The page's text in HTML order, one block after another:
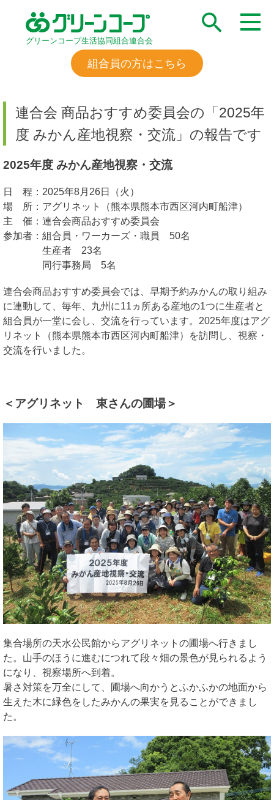
グリーンコープ生活協同組合連合会
組合員の方はこちら
連合会 商品おすすめ委員会の「2025年
度 みかん産地視察・交流」の報告です
2025年度 みかん産地視察・交流
日 程：2025年8月26日（火）
場 所：アグリネット（熊本県熊本市西区河内町船津）
主 催：連合会商品おすすめ委員会
参加者：組合員・ワーカーズ・職員 50名
生産者 23名
同行事務局 5名
連合会商品おすすめ委員会では、早期予約みかんの取り組み
に連動して、毎年、九州に11ヵ所ある産地の1つに生産者と
組合員が一堂に会し、交流を行っています。2025年度はアグ
リネット（熊本県熊本市西区河内町船津）を訪問し、視察・
交流を行いました。
＜アグリネット 東さんの圃場＞
集合場所の天水公民館からアグリネットの圃場へ行きまし
た。山手のほうに進むにつれて段々畑の景色が見られるよう
になり、視察場所へ到着。
暑さ対策を万全にして、圃場へ向かうとふかふかの地面から
生えた木に緑色をしたみかんの果実を見ることができまし
た。